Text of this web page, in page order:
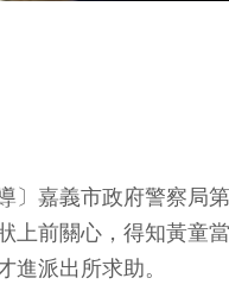
〕嘉義市政府警察
上前關心，得知黃童
進派出所求助。